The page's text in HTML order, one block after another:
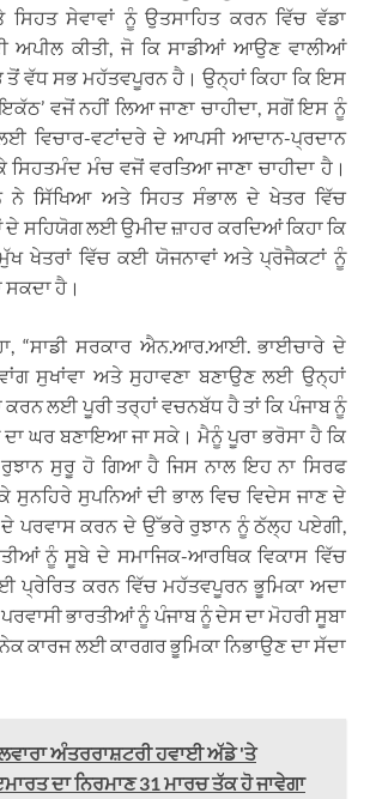
ਸੇਵਾਵਾਂ ਨੂੰ ਉਤਸਾਹਿਤ ਕਰਨ ਵਿੱਚ ਵੱਡਾ
ਅਪੀਲ ਕੀਤੀ, ਜੋ ਕਿ ਸਾਡੀਆਂ ਆਉਣ ਵਾਲੀਆਂ
ਵੱਧ ਸਭ ਮਹੱਤਵਪੂਰਨ ਹੈ। ਉਨ੍ਹਾਂ ਕਿਹਾ ਕਿ ਇਸ
ਵਜੋਂ ਨਹੀਂ ਲਿਆ ਜਾਣਾ ਚਾਹੀਦਾ, ਸਗੋਂ ਇਸ ਨੂੰ
ਵਿਚਾਰ-ਵਟਾਂਦਰੇ ਦੇ ਆਪਸੀ ਆਦਾਨ-ਪ੍ਰਦਾਨ
ਸਿਹਤਮੰਦ ਮੰਚ ਵਜੋਂ ਵਰਤਿਆ ਜਾਣਾ ਚਾਹੀਦਾ ਹੈ।
ਨੇ ਸਿੱਖਿਆ ਅਤੇ ਸਿਹਤ ਸੰਭਾਲ ਦੇ ਖੇਤਰ ਵਿੱਚ
ਦੇ ਸਹਿਯੋਗ ਲਈ ਉਮੀਦ ਜ਼ਾਹਰ ਕਰਦਿਆਂ ਕਿਹਾ ਕਿ
ਖੇਤਰਾਂ ਵਿੱਚ ਕਈ ਯੋਜਨਾਵਾਂ ਅਤੇ ਪ੍ਰੋਜੈਕਟਾਂ ਨੂੰ
ਸਕਦਾ ਹੈ।
“ਸਾਡੀ ਸਰਕਾਰ ਐਨ.ਆਰ.ਆਈ. ਭਾਈਚਾਰੇ ਦੇ
ਸੁਖਾਂਵਾ ਅਤੇ ਸੁਹਾਵਣਾ ਬਣਾਉਣ ਲਈ ਉਨ੍ਹਾਂ
ਕਰਨ ਲਈ ਪੂਰੀ ਤਰ੍ਹਾਂ ਵਚਨਬੱਧ ਹੈ ਤਾਂ ਕਿ ਪੰਜਾਬ ਨੂੰ
ਘਰ ਬਣਾਇਆ ਜਾ ਸਕੇ। ਮੈਨੂੰ ਪੂਰਾ ਭਰੋਸਾ ਹੈ ਕਿ
ਰੁਝਾਨ ਸੁਰੂ ਹੋ ਗਿਆ ਹੈ ਜਿਸ ਨਾਲ ਇਹ ਨਾ ਸਿਰਫ
ਸੁਨਹਿਰੇ ਸੁਪਨਿਆਂ ਦੀ ਭਾਲ ਵਿਚ ਵਿਦੇਸ ਜਾਣ ਦੇ
ਦੇ ਪਰਵਾਸ ਕਰਨ ਦੇ ਉੱਭਰੇ ਰੁਝਾਨ ਨੂੰ ਠੱਲ੍ਹ ਪਏਗੀ,
ਨੂੰ ਸੂਬੇ ਦੇ ਸਮਾਜਿਕ-ਆਰਥਿਕ ਵਿਕਾਸ ਵਿੱਚ
ਪ੍ਰੇਰਿਤ ਕਰਨ ਵਿੱਚ ਮਹੱਤਵਪੂਰਨ ਭੂਮਿਕਾ ਅਦਾ
ਭਾਰਤੀਆਂ ਨੂੰ ਪੰਜਾਬ ਨੂੰ ਦੇਸ ਦਾ ਮੋਹਰੀ ਸੂਬਾ
ਕਾਰਜ ਲਈ ਕਾਰਗਰ ਭੂਮਿਕਾ ਨਿਭਾਉਣ ਦਾ ਸੱਦਾ
ਅੰਤਰਰਾਸ਼ਟਰੀ ਹਵਾਈ ਅੱਡੇ 'ਤੇ
ਦਾ ਨਿਰਮਾਣ 31 ਮਾਰਚ ਤੱਕ ਹੋ ਜਾਵੇਗਾ